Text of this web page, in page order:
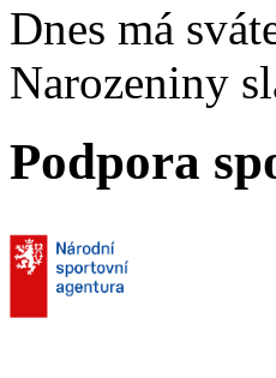
Dnes má
Narozeniny
Podpora